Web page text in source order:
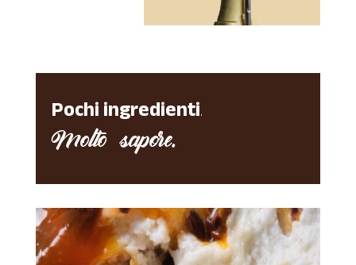
Pochi ingredienti.
Molto sapore.